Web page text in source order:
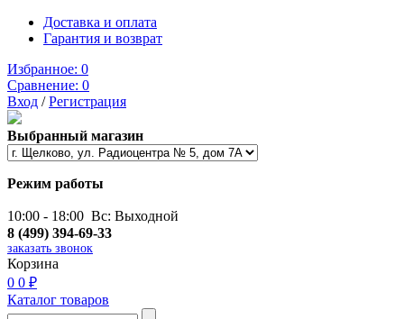
Доставка и оплата
Гарантия и возврат
Избранное: 0
Сравнение: 0
Вход /Регистрация
Выбранный магазин
Режим работы
10:00 - 18:00 Вс: Выходной
8 (499) 394-69-33
заказать звонок
Корзина
0 0 ₽
Каталог товаров